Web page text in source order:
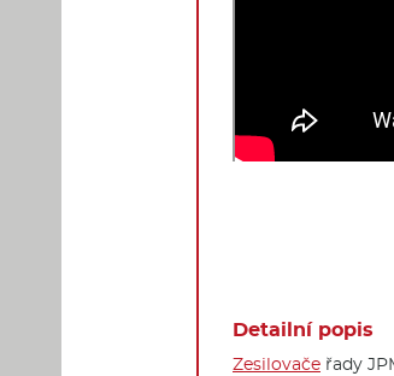
Detailní popis
Zesilovače řady